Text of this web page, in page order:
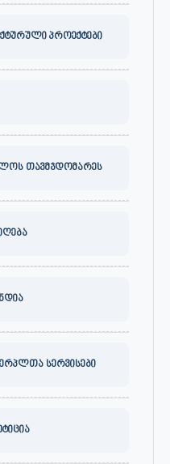
პროექტები
თავმჯდომარეს
სერვისები